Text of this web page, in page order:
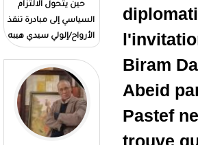
السياسي إلى مبادرة تنقذ
الأرواح/إلولي سيدي هيبه
Quand l'engagement
politique se traduit par
un geste qui sauve des